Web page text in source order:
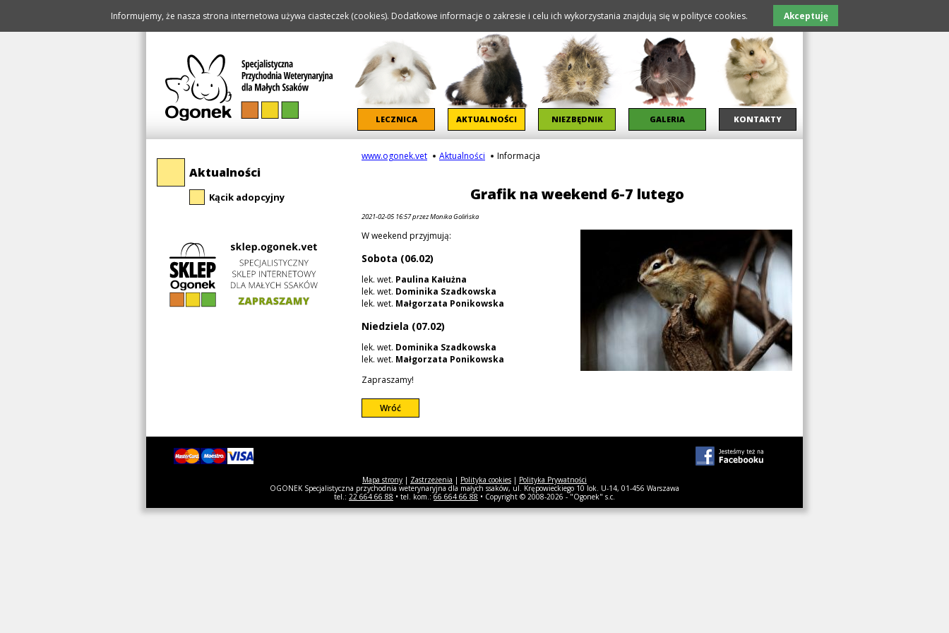
Pomiń nawigację
LECZNICA AKTUALNOŚCI NIEZBĘDNIK GALERIA KONTAKTY
www.ogonek.vet Aktualności Informacja
Grafik na weekend 6-7 lutego
2021-02-05 16:57przez Monika Golińska
W weekend przyjmują:
Sobota (06.02)
lek. wet. Paulina Kałużna
lek. wet. Dominika Szadkowska
lek. wet. Małgorzata Ponikowska
Niedziela (07.02)
lek. wet. Dominika Szadkowska
lek. wet. Małgorzata Ponikowska
Zapraszamy!
Wróć
nawigacjęAktualności
Kącik adopcyjny
Mapa strony | Zastrzeżenia | Polityka cookies | Polityka Prywatności
OGONEK Specjalistyczna przychodnia weterynaryjna dla małych ssaków, ul. Krępowieckiego 10 lok. U-14, 01-456 Warszawa
tel.: 22 664 66 88 • tel. kom.: 66 664 66 88 • Copyright © 2008-2026 - "Ogonek" s.c.
Informujemy, że nasza strona internetowa używa ciasteczek (cookies). Dodatkowe informacje o zakresie i celu ich wykorzystania znajdują się w polityce cookies. Akceptuję